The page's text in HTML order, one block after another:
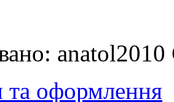
та оформлення